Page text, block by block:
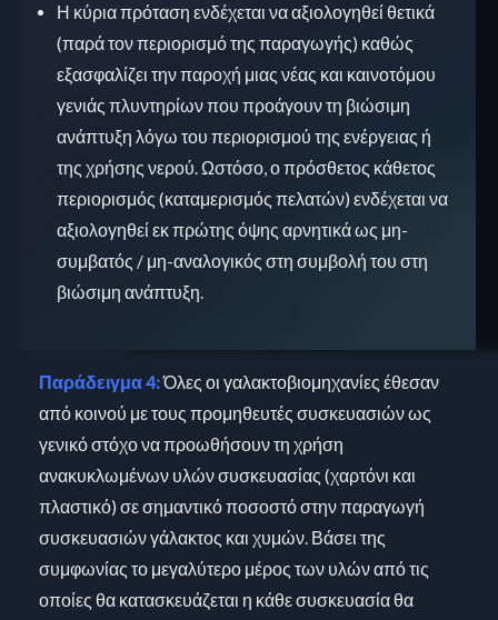
Η κύρια πρόταση ενδέχεται να αξιολογηθεί θετικά
(παρά τον περιορισμό της παραγωγής) καθώς
εξασφαλίζει την παροχή μιας νέας και καινοτόμου
γενιάς πλυντηρίων που προάγουν τη βιώσιμη
ανάπτυξη λόγω του περιορισμού της ενέργειας ή
της χρήσης νερού. Ωστόσο, ο πρόσθετος κάθετος
περιορισμός (καταμερισμός πελατών) ενδέχεται να
αξιολογηθεί εκ πρώτης όψης αρνητικά ως μη-
συμβατός / μη-αναλογικός στη συμβολή του στη
βιώσιμη ανάπτυξη.
Παράδειγμα 4:Όλες οι γαλακτοβιομηχανίες έθεσαν
από κοινού με τους προμηθευτές συσκευασιών ως
γενικό στόχο να προωθήσουν τη χρήση
ανακυκλωμένων υλών συσκευασίας (χαρτόνι και
πλαστικό) σε σημαντικό ποσοστό στην παραγωγή
συσκευασιών γάλακτος και χυμών. Βάσει της
συμφωνίας το μεγαλύτερο μέρος των υλών από τις
οποίες θα κατασκευάζεται η κάθε συσκευασία θα